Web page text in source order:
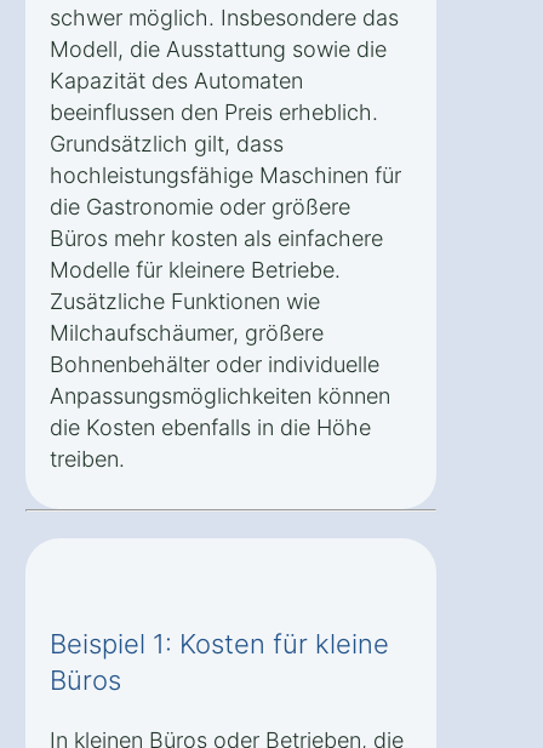
schwer möglich. Insbesondere das
Modell, die Ausstattung sowie die
Kapazität des Automaten
beeinflussen den Preis erheblich.
Grundsätzlich gilt, dass
hochleistungsfähige Maschinen für
die Gastronomie oder größere
Büros mehr kosten als einfachere
Modelle für kleinere Betriebe.
Zusätzliche Funktionen wie
Milchaufschäumer, größere
Bohnenbehälter oder individuelle
Anpassungsmöglichkeiten können
die Kosten ebenfalls in die Höhe
treiben.
Beispiel 1: Kosten für kleine
Büros
In kleinen Büros oder Betrieben, die